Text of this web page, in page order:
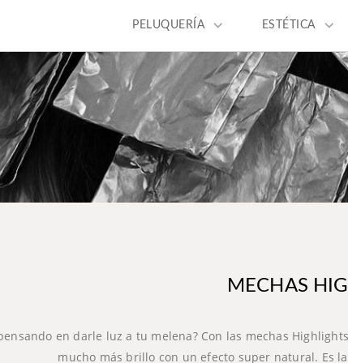
PELUQUERÍA keyboard_arrow_down ESTÉTICA keyboard_arrow_down
MECHAS
en darle luz a tu melena? Con las mechas
mucho más brillo con un efecto super natural. Es